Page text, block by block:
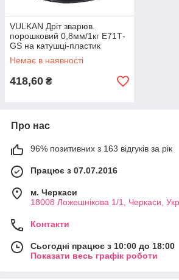
VULKAN Дріт зварюв.
порошковий 0,8мм/1кг Е71Т-
GS на катушці-пластик
Немає в наявності
418,60 ₴
Про нас
96% позитивних з 163 відгуків за рік
Працює з 07.07.2016
м. Черкаси
18008 Ложешнікова 1/1, Черкаси,
Контакти
Сьогодні працює з 10:00 до 18:00
Показати весь графік роботи